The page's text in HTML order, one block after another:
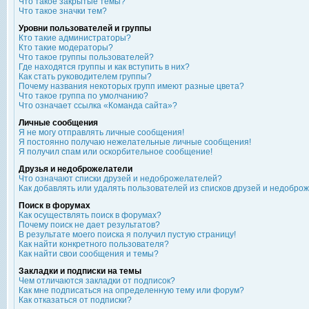
Что такое значки тем?
Уровни пользователей и группы
Кто такие администраторы?
Кто такие модераторы?
Что такое группы пользователей?
Где находятся группы и как вступить в них?
Как стать руководителем группы?
Почему названия некоторых групп имеют разные цвета?
Что такое группа по умолчанию?
Что означает ссылка «Команда сайта»?
Личные сообщения
Я не могу отправлять личные сообщения!
Я постоянно получаю нежелательные личные сообщения!
Я получил спам или оскорбительное сообщение!
Друзья и недоброжелатели
Что означают списки друзей и недоброжелателей?
Как добавлять или удалять пользователей из списков друзей и
Поиск в форумах
Как осуществлять поиск в форумах?
Почему поиск не дает результатов?
В результате моего поиска я получил пустую страницу!
Как найти конкретного пользователя?
Как найти свои сообщения и темы?
Закладки и подписки на темы
Чем отличаются закладки от подписок?
Как мне подписаться на определенную тему или форум?
Как отказаться от подписки?